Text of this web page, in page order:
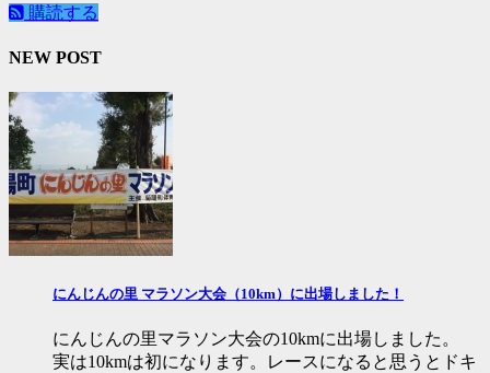
購読する
NEW POST
にんじんの里 マラソン大会（10km）に出場しました！
にんじんの里マラソン大会の10kmに出場しました。
実は10kmは初になります。レースになると思うとドキ